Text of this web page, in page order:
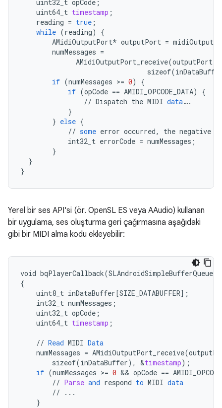
uint32_t opCode ;
uint64_t timestamp ;
reading = true ;
while (reading)
{
AMidiOutputPort* outputPort =
numMessages =
AMidiOutputPort_receive(outputPort
sizeof(
if (numMessages >= 0)
{
if (opCode == AMIDI_OPCODE_DATA)
{
// Dispatch the MIDI data….
}
} else {
// some error occurred, the negative
int32_t errorCode = numMessages ;
}
}
}
Yerel bir ses API'si (ör. OpenSL ES veya AAudio) kullanan
bir uygulama, ses oluşturma geri çağırmasına aşağıdaki
gibi bir MIDI alma kodu ekleyebilir:
void bqPlayerCallback(
{
uint8_t inDataBuffer [SIZE_DATABUFFER] ;
int32_t numMessages ;
uint32_t opCode ;
uint64_t timestamp ;
// Read MIDI Data
numMessages = AMidiOutputPort_receive(
sizeof(inDataBuffer), &timestamp);
if (numMessages >= 0 && opCode ==
// Parse and respond to MIDI data
//
...
}